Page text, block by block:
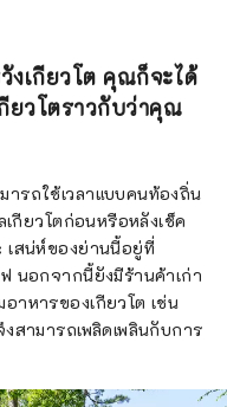
งเกียวโต คุณก็จะได้
ยวโตราวกับว่าคุณ
รถใช้เวลาแบบคนท้องถิ่น
เกียวโตก่อนหรือหลังเช็ค
เสน่ห์ของย่านนี้อยู่ที่
นอกจากนี้ยังมีร้านค้าเก่า
าหารของเกียวโต เช่น
ามารถเพลิดเพลินกับการ